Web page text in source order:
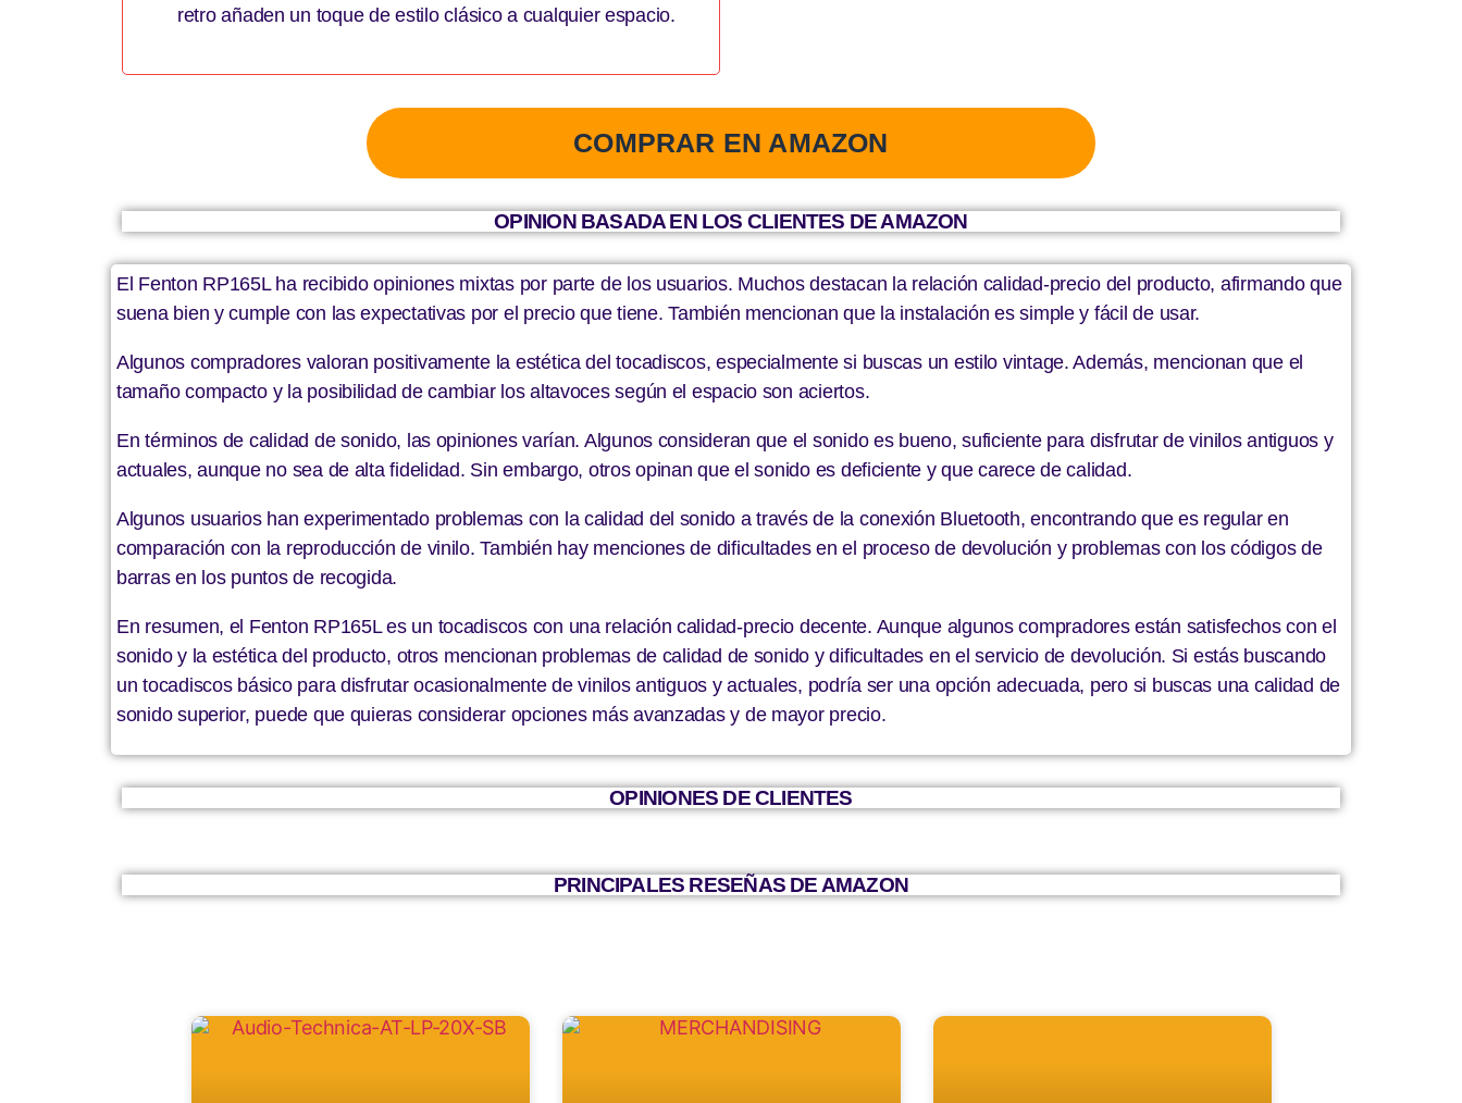
retro añaden un toque de estilo clásico a cualquier espacio.
COMPRAR EN AMAZON
OPINION BASADA EN LOS CLIENTES DE AMAZON
El Fenton RP165L ha recibido opiniones mixtas por parte de los usuarios. Muchos destacan la relación calidad-precio del producto, afirmando que
suena bien y cumple con las expectativas por el precio que tiene. También mencionan que la instalación es simple y fácil de usar.
Algunos compradores valoran positivamente la estética del tocadiscos, especialmente si buscas un estilo vintage. Además, mencionan que el
tamaño compacto y la posibilidad de cambiar los altavoces según el espacio son aciertos.
En términos de calidad de sonido, las opiniones varían. Algunos consideran que el sonido es bueno, suficiente para disfrutar de vinilos antiguos y
actuales, aunque no sea de alta fidelidad. Sin embargo, otros opinan que el sonido es deficiente y que carece de calidad.
Algunos usuarios han experimentado problemas con la calidad del sonido a través de la conexión Bluetooth, encontrando que es regular en
comparación con la reproducción de vinilo. También hay menciones de dificultades en el proceso de devolución y problemas con los códigos de
barras en los puntos de recogida.
En resumen, el Fenton RP165L es un tocadiscos con una relación calidad-precio decente. Aunque algunos compradores están satisfechos con el
sonido y la estética del producto, otros mencionan problemas de calidad de sonido y dificultades en el servicio de devolución. Si estás buscando
un tocadiscos básico para disfrutar ocasionalmente de vinilos antiguos y actuales, podría ser una opción adecuada, pero si buscas una calidad de
sonido superior, puede que quieras considerar opciones más avanzadas y de mayor precio.
OPINIONES DE CLIENTES
PRINCIPALES RESEÑAS DE AMAZON